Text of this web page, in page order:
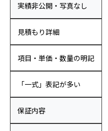
実績非公開・写真なし
見積もり詳細
項目・単価・数量の明記
「一式」表記が多い
保証内容